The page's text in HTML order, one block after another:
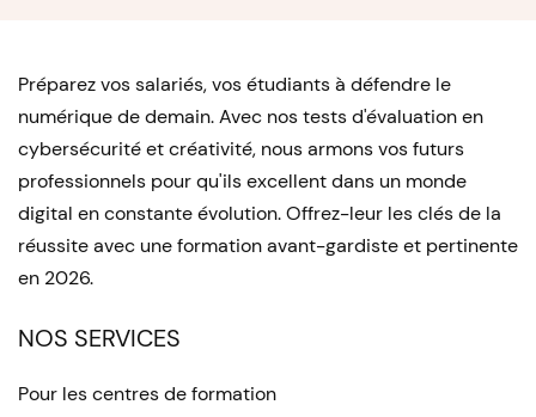
Préparez vos salariés, vos étudiants à défendre le
numérique de demain. Avec nos tests d'évaluation en
cybersécurité et créativité, nous armons vos futurs
professionnels pour qu'ils excellent dans un monde
digital en constante évolution. Offrez-leur les clés de la
réussite avec une formation avant-gardiste et pertinente
en 2026.
NOS SERVICES
Pour les centres de formation